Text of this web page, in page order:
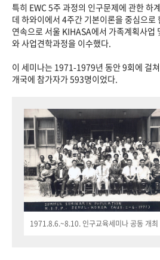
특히 EWC 5주 과정의 인구문제에 관한 하
데 하와이에서 4주간 기본이론을 중심으로
연속으로 서울 KIHASA에서 가족계획사업
와 사업견학과정을 이수했다.
이 세미나는 1971-1979년 동안 9회에 걸
개국에 참가자가 593명이었다.
1971.8.6.~8.10. 인구교육세미나 공동 개최